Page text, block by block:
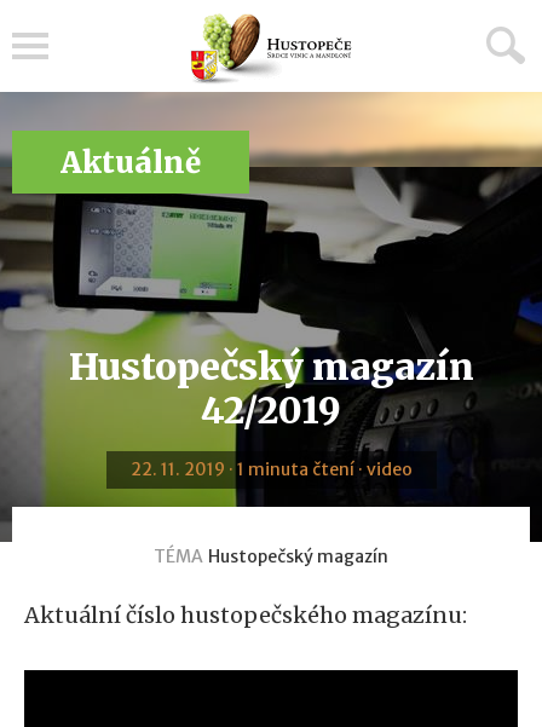
Aktuálně
Hustopečský magazín
42/2019
22. 11. 2019 · 1 minuta čtení · video
TÉMA Hustopečský magazín
Aktuální číslo hustopečského magazínu: